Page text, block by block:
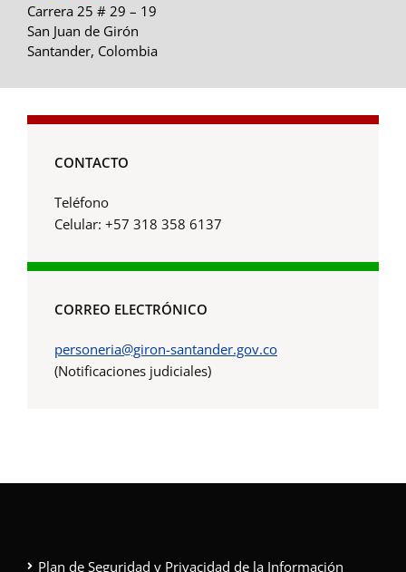
Carrera 25 # 29 – 19
San Juan de Girón
Santander, Colombia
CONTACTO
Teléfono
Celular: +57 318 358 6137
CORREO ELECTRÓNICO
personeria@giron-santander.gov.co
(Notificaciones judiciales)
Plan de Seguridad y Privacidad de la Información